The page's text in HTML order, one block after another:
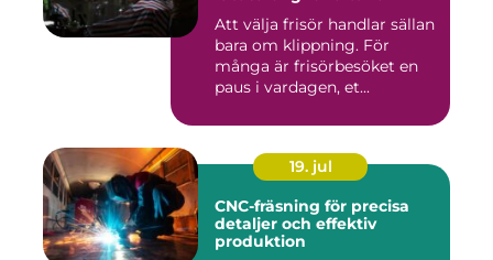
Att välja frisör handlar sällan
bara om klippning. För
många är frisörbesöket en
paus i vardagen, et...
19. jul
CNC-fräsning för precisa
detaljer och effektiv
produktion